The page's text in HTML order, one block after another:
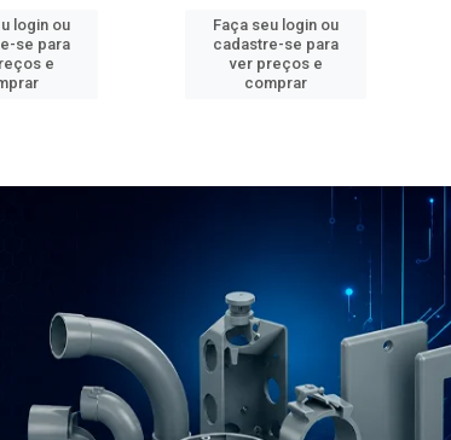
login ou
se para
e
Faça seu login ou
cadastre-se para
ver preços e
comprar